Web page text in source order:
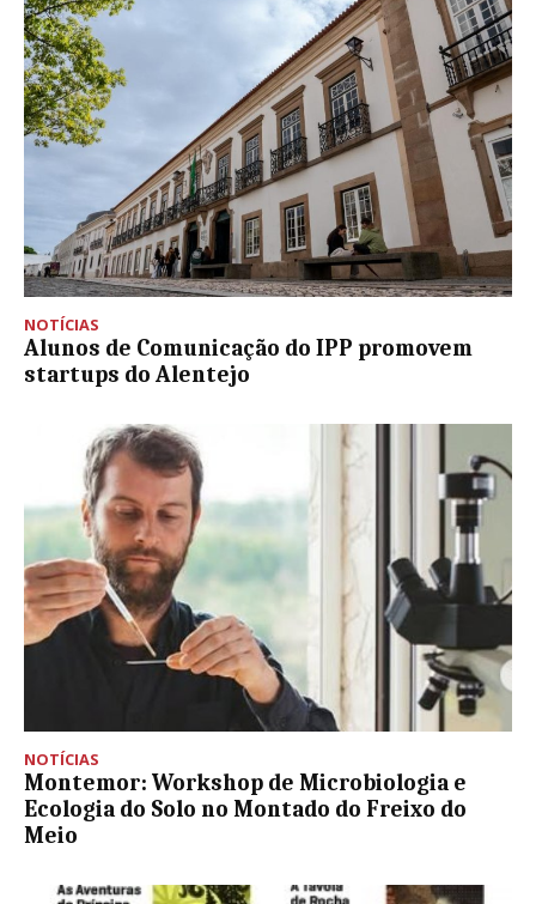
NOTÍCIAS
Alunos de Comunicação do IPP promovem
startups do Alentejo
NOTÍCIAS
Montemor: Workshop de Microbiologia e
Ecologia do Solo no Montado do Freixo do
Meio